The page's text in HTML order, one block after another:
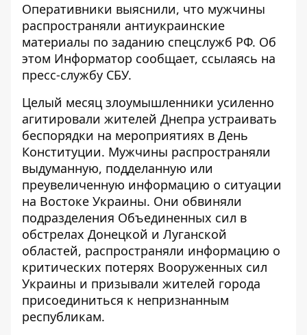
Оперативники выяснили, что мужчины
распространяли антиукраинские
материалы по заданию спецслужб РФ. Об
этом Информатор сообщает, ссылаясь на
пресс-службу СБУ.
Целый месяц злоумышленники усиленно
агитировали жителей Днепра устраивать
беспорядки на мероприятиях в День
Конституции. Мужчины распространяли
выдуманную, подделанную или
преувеличенную информацию о ситуации
на Востоке Украины. Они обвиняли
подразделения Объединенных сил в
обстрелах Донецкой и Луганской
областей, распространяли информацию о
критических потерях Вооруженных сил
Украины и призывали жителей города
присоединиться к непризнанным
республикам.